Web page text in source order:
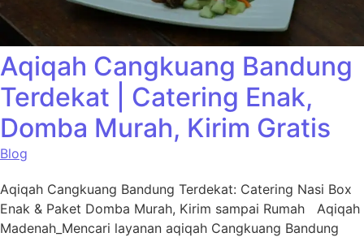
Aqiqah Cangkuang Bandung
Terdekat | Catering Enak,
Domba Murah, Kirim Gratis
Blog
Aqiqah Cangkuang Bandung Terdekat: Catering Nasi Box
Enak & Paket Domba Murah, Kirim sampai Rumah Aqiqah
Madenah_Mencari layanan aqiqah Cangkuang Bandung